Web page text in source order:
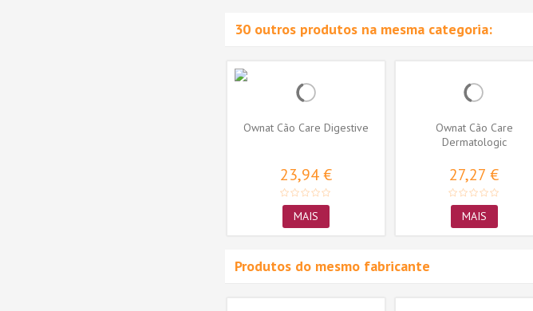
30 outros produtos na mesma categoria:
Ownat Cão Care Digestive
23,94 €
MAIS
Ownat Cão Care
Dermatologic
27,27 €
MAIS
Produtos do mesmo fabricante